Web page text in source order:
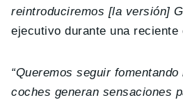
reintroduciremos [la versión]
ejecutivo durante una
“Queremos seguir
coches generan sensaciones